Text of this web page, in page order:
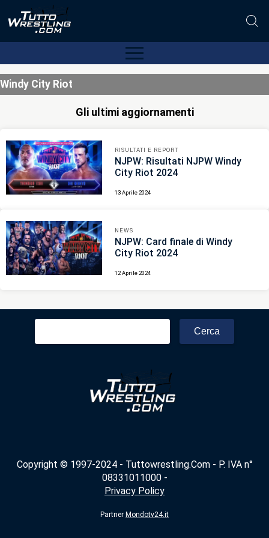
Windy City Riot
Gli ultimi aggiornamenti
RISULTATI E REPORT
NJPW: Risultati NJPW Windy
City Riot 2024
13 Aprile 2024
NEWS
NJPW: Card finale di Windy
City Riot 2024
12 Aprile 2024
Ricerca
Copyright © 1997-2024 - Tuttowrestling.Com - P. IVA n°
08331011000 -
Privacy Policy
Partner Mondotv24.it